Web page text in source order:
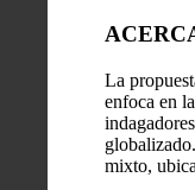
La
enfoca en
mixto,